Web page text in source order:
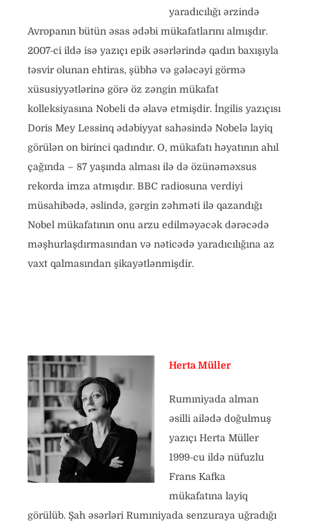
yaradıcılığı ərzində
Avropanın bütün əsas ədəbi mükafatlarını almışdır.
2007-ci ildə isə yazıçı epik əsərlərində qadın baxışıyla
təsvir olunan ehtiras, şübhə və gələcəyi görmə
xüsusiyyətlərinə görə öz zəngin mükafat
kolleksiyasına Nobeli də əlavə etmişdir. İngilis yazıçısı
Doris Mey Lessinq ədəbiyyat sahəsində Nobelə layiq
görülən on birinci qadındır. O, mükafatı həyatının ahıl
çağında – 87 yaşında alması ilə də özünəməxsus
rekorda imza atmışdır. BBC radiosuna verdiyi
müsahibədə, əslində, gərgin zəhməti ilə qazandığı
Nobel mükafatının onu arzu edilməyəcək dərəcədə
məşhurlaşdırmasından və nəticədə yaradıcılığına az
vaxt qalmasından şikayətlənmişdir.
Herta Müller
Rumıniyada alman
əsilli ailədə doğulmuş
yazıçı Herta Müller
1999-cu ildə nüfuzlu
Frans Kafka
mükafatına layiq
görülüb. Şah əsərləri Rumıniyada senzuraya uğradığı